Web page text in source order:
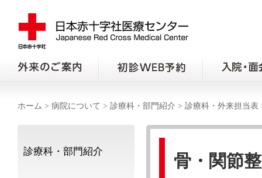
ホーム > 病院について > 診療科・部門紹介 > 診療科・外来担当表
骨・関節
診療科・部門紹介